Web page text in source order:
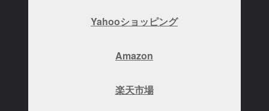
Yahooショッピング
Amazon
楽天市場